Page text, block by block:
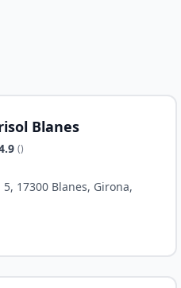
Blanes
()
17300 Blanes, Girona,